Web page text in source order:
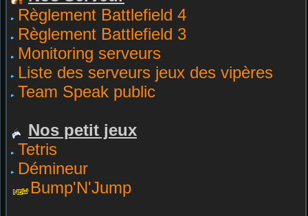
Règlement Battlefield 4
Règlement Battlefield 3
Monitoring serveurs
Liste des serveurs jeux des vipères
Team Speak public
Nos petit jeux
Tetris
Démineur
Bump'N'Jump